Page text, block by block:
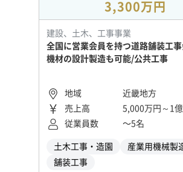
3,300万円
建設、土木、工事事業
全国に営業会員を持つ道路舗装工事
機材の設計製造も可能/公共工事
地域
近畿地方
売上高
5,000万円～1
従業員数
〜5名
土木工事・造園
産業用機械製
舗装工事